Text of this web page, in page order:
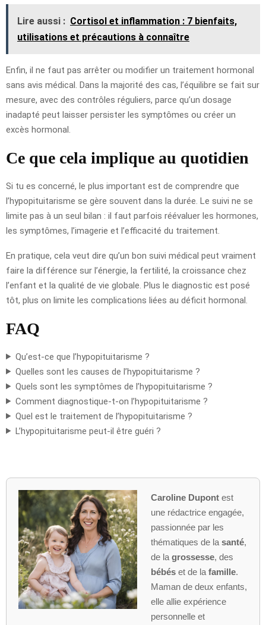
Lire aussi : Cortisol et inflammation : 7 bienfaits,
utilisations et précautions à connaître
Enfin, il ne faut pas arrêter ou modifier un traitement hormonal
sans avis médical. Dans la majorité des cas, l’équilibre se fait sur
mesure, avec des contrôles réguliers, parce qu’un dosage
inadapté peut laisser persister les symptômes ou créer un
excès hormonal.
Ce que cela implique au quotidien
Si tu es concerné, le plus important est de comprendre que
l’hypopituitarisme se gère souvent dans la durée. Le suivi ne se
limite pas à un seul bilan : il faut parfois réévaluer les hormones,
les symptômes, l’imagerie et l’efficacité du traitement.
En pratique, cela veut dire qu’un bon suivi médical peut vraiment
faire la différence sur l’énergie, la fertilité, la croissance chez
l’enfant et la qualité de vie globale. Plus le diagnostic est posé
tôt, plus on limite les complications liées au déficit hormonal.
FAQ
Qu’est-ce que l’hypopituitarisme ?
Quelles sont les causes de l’hypopituitarisme ?
Quels sont les symptômes de l’hypopituitarisme ?
Comment diagnostique-t-on l’hypopituitarisme ?
Quel est le traitement de l’hypopituitarisme ?
L’hypopituitarisme peut-il être guéri ?
Caroline Dupontest
une rédactrice engagée,
passionnée par les
thématiques de la santé,
de la grossesse, des
bébéset de la famille.
Maman de deux enfants,
elle allie expérience
personnelle et